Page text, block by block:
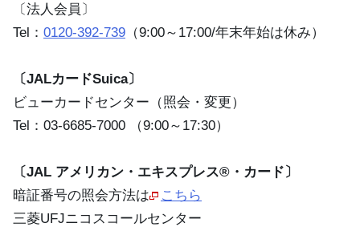
〔法人会員〕
Tel： 0120-392-739 （9:00～17:00/年末年始は休み）
〔JALカードSuica〕
ビューカードセンター（照会・変更）
Tel： 03-6685-7000 （9:00～17:30）
〔JAL アメリカン・エキスプレス®・カード〕
暗証番号の照会方法は
こちら
三菱UFJニコスコールセンター